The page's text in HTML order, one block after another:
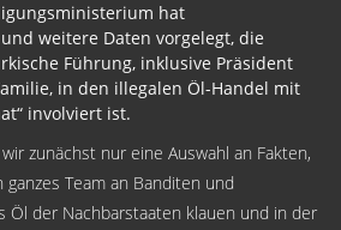
hat
weitere Daten vorgelegt, die
Führung, inklusive Präsident
in den illegalen Öl-Handel mit
involviert ist.
zunächst nur eine Auswahl an Fakten,
Team an Banditen und
Öl der Nachbarstaaten klauen und in der